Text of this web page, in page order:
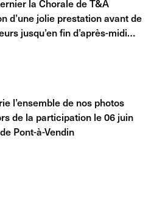
la Chorale de T&A
d’une jolie prestation avant de
jusqu’en fin d’après-midi…
l’ensemble de nos photos
de la participation le 06 juin
Pont-à-Vendin